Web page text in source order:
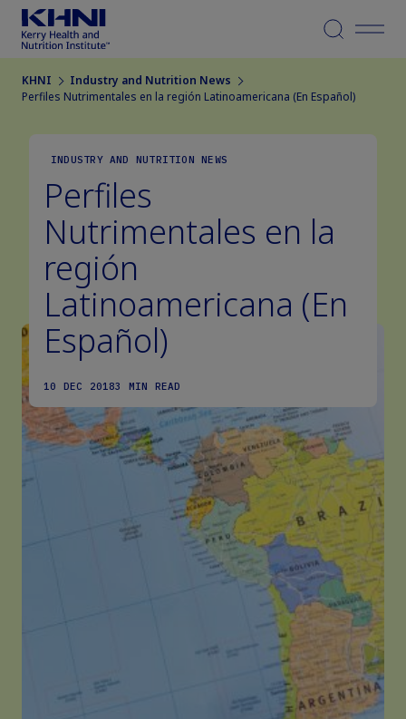
Menu
KHNI
Industry and Nutrition News
Perfiles Nutrimentales en la región Latinoamericana (En Español)
INDUSTRY AND NUTRITION NEWS
Perfiles
Nutrimentales en la
región
Latinoamericana (En
Español)
10 DEC 20183 MIN READ